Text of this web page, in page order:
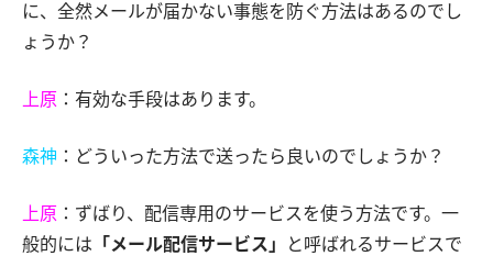
に、全然メールが届かない事態を防ぐ方法はあるのでし
ょうか？
上原 ：有効な手段はあります。
森神 ：どういった方法で送ったら良いのでしょうか？
上原 ：ずばり、配信専用のサービスを使う方法です。一
般的には 「メール配信サービス」
と呼ばれるサービスで